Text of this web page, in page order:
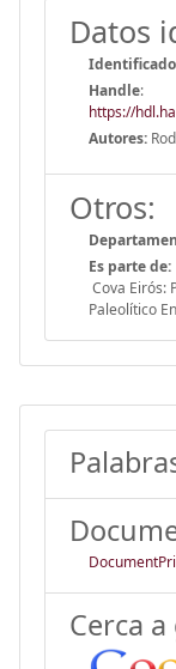
Datos
Handle:
https://
Autores:
Otros:
Es parte de:
Cova Eirós:
Paleolítico
Cerca